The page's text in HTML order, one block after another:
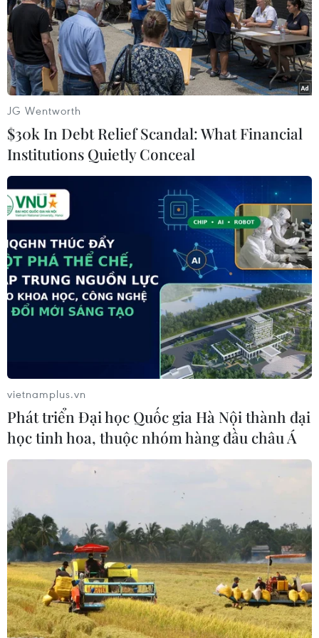
Bộ Công an, trong 8 tháng của năm 2025, Việt
Nam ghi nhận hơn 1.500 vụ lừa đảo qua mạng
(tăng 65% so với cùng kỳ năm 2024) với thiệt hại
ước tính hơn 1.660 tỷ đồng.
Hơn 4.532 tên miền độc hại được phát hiện
(tăng 90%) với các thủ đoạn tinh vi như:
deepfake, lừa đảo crypto, chiếm đoạt OTP, giả
danh cơ quan Công an hoặc ngân hàng... Không
chỉ gây thiệt hại tài chính, tội phạm mạng còn
đe dọa niềm tin số và quá trình chuyển đổi số
quốc gia.
Ảnh minh họa.
Bàn về giải pháp phòng ngừa, ngăn chặn với tội
phạm lừa đảo công nghệ cao, Đại tá Trần Hồng
Minh, Phó Giám đốc Công an Thành phố Hồ Chí
JG Wentworth
$30k In Debt Relief Scandal: What Financial
Institutions Quietly Conceal
vietnamplus.vn
Phát triển Đại học Quốc gia Hà Nội thành đại
học tinh hoa, thuộc nhóm hàng đầu châu Á